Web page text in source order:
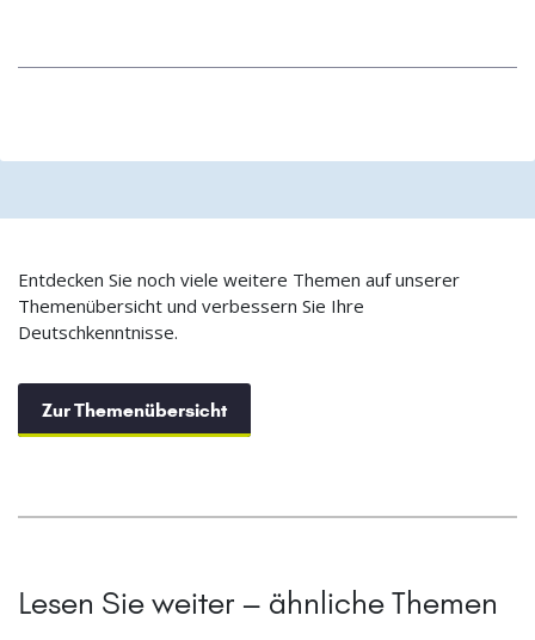
Entdecken Sie noch viele weitere Themen auf unserer
Themenübersicht und verbessern Sie Ihre
Deutschkenntnisse.
Zur Themenübersicht
Lesen Sie weiter – ähnliche Themen